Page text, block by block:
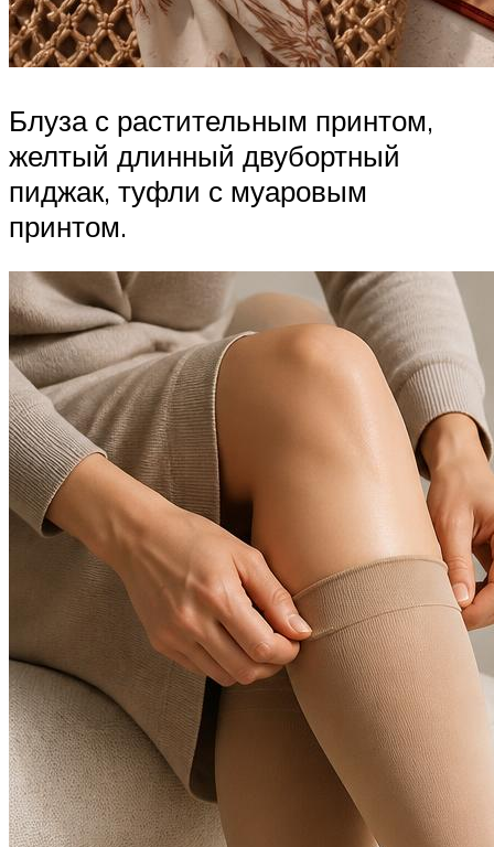
Блуза с растительным принтом,
желтый длинный двубортный
пиджак, туфли с муаровым
принтом.